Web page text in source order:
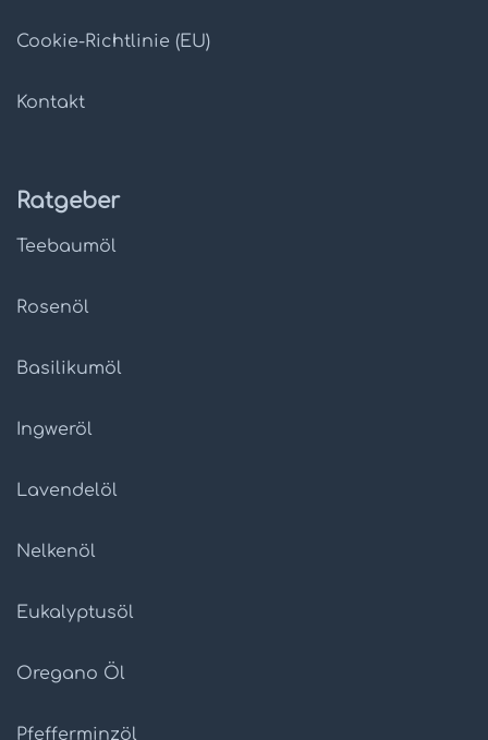
Cookie-Richtlinie (EU)
Kontakt
Ratgeber
Teebaumöl
Rosenöl
Basilikumöl
Ingweröl
Lavendelöl
Nelkenöl
Eukalyptusöl
Oregano Öl
Pfefferminzöl